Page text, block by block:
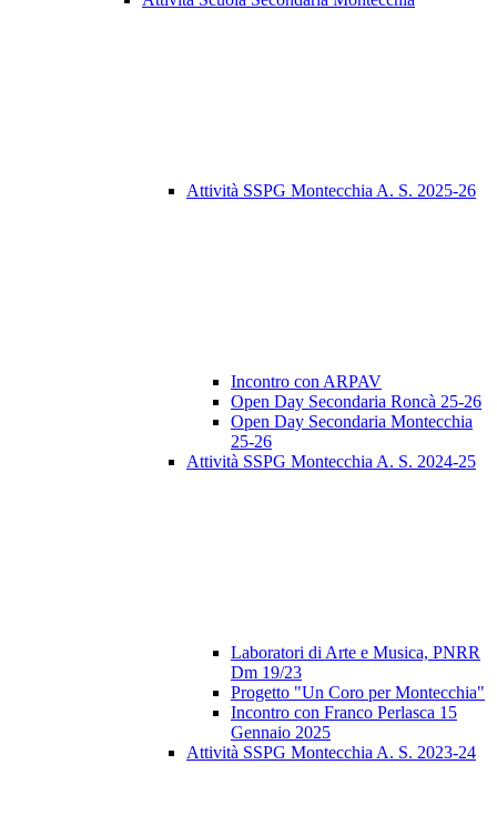
Attività SSPG Montecchia A. S. 2025-26
Incontro con ARPAV
Open Day Secondaria Roncà 25-26
Open Day Secondaria Montecchia
25-26
Attività SSPG Montecchia A. S. 2024-25
Laboratori di Arte e Musica, PNRR
Dm 19/23
Progetto "Un Coro per Montecchia"
Incontro con Franco Perlasca 15
Gennaio 2025
Attività SSPG Montecchia A. S. 2023-24